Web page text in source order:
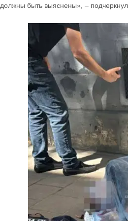
должны быть выяснены», – подчеркнул